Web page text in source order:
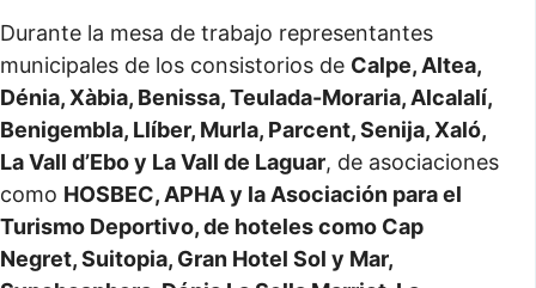
Durante la mesa de trabajo representantes
municipales de los consistorios de Calpe, Altea,
Dénia, Xàbia, Benissa, Teulada-Moraria, Alcalalí,
Benigembla, Llíber, Murla, Parcent, Senija, Xaló,
La Vall d’Ebo y La Vall de Laguar, de asociaciones
como HOSBEC, APHA y la Asociación para el
Turismo Deportivo, de hoteles como Cap
Negret, Suitopia, Gran Hotel Sol y Mar,